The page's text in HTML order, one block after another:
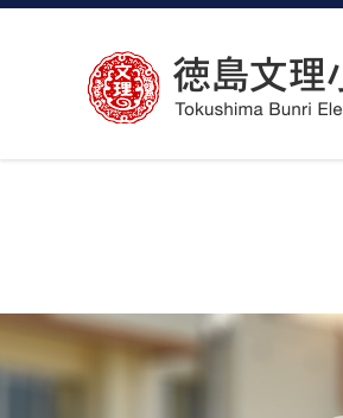
コ
キ
ッ